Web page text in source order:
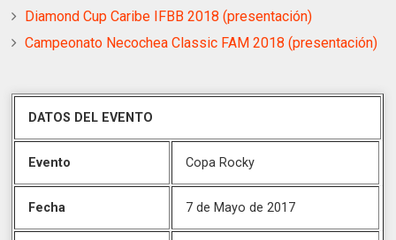
Diamond Cup Caribe IFBB 2018 (presentación)
Campeonato Necochea Classic FAM 2018 (presentación)
DATOS DEL EVENTO
Evento Copa Rocky
Fecha 7 de Mayo de 2017